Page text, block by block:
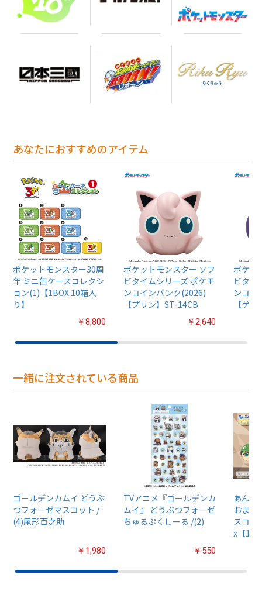
あなたにおすすめのアイテム
ポケットモンスター30周
年 ミニ缶ケースコレクシ
ョン(1)【1BOX 10箱入
り】
￥8,800
ポケットモンスター ソフ
ビタイムシリーズ ポケモ
ンコインバンク(2026)
【プリン】ST-14CB
￥2,640
ポケッ
ビタイ
ンコイ
【ゲ
一緒に注文されている商品
ゴールデンカムイ どうぶ
つフォーゼマスコット /
(4)尾形百之助
￥1,980
TVアニメ『ゴールデンカ
ムイ』 どうぶつフォーゼ
ちゅるぷくしーる /(2)
￥550
あんさ
おまん
スコッ
x【